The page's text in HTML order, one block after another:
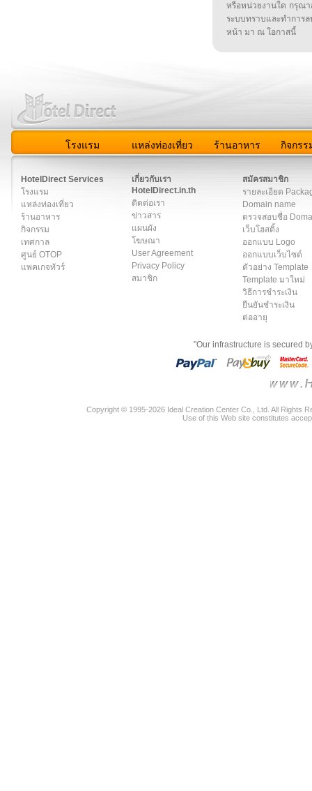
หรือหน่วยงานใด กรุณา
ระบบทราบและทำกา
หน้า มา ณ โอกาสนี้
โรงแรม แหล่งท่องเที่ยว ร้านอาหาร กิจกรร
HotelDirect Services
โรงแรม
แหล่งท่องเที่ยว
ร้านอาหาร
กิจกรรม
เทศกาล
ศูนย์ OTOP
แพคเกจทัวร์
เกี่ยวกับเรา
HotelDirect.in.th
ติดต่อเรา
ข่าวสาร
แผนผัง
โฆษณา
User Agreement
Privacy Policy
สมาชิก
สมัครสมาชิก
รายละเอียด
Domain name
ตรวจสอบชื่อ
เว็บโฮสติ้ง
ออกแบบ Logo
ออกแบบเว็บไซต์
ตัวอย่าง Template
Template มาใหม่
วิธีการชำระเงิน
ยืนยันชำระเงิน
ต่ออายุ
"Our infrastructure is secured
Copyright © 1995-2026 Ideal Creation Center Co., Ltd. All Rights
Use of this Web site constitutes